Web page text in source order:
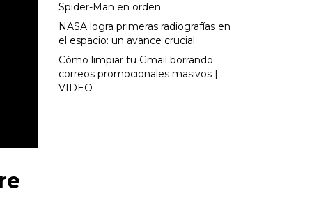
Spider-Man en orden
NASA logra primeras radiografías en
el espacio: un avance crucial
Cómo limpiar tu Gmail borrando
correos promocionales masivos |
VIDEO